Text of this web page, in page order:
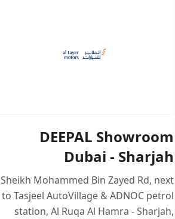
DEEPAL Showroom
Dubai - Sharjah
Sheikh Mohammed Bin Zayed Rd, next
to Tasjeel AutoVillage & ADNOC petrol
station, Al Ruqa Al Hamra - Sharjah,